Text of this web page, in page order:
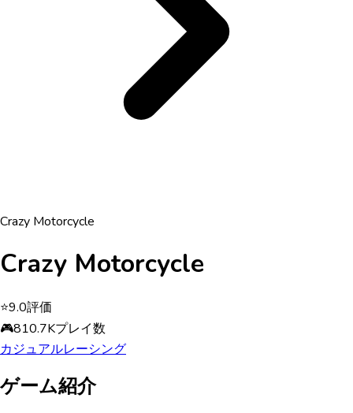
Crazy Motorcycle
Crazy Motorcycle
⭐9.0評価
🎮810.7Kプレイ数
カジュアルレーシング
ゲーム紹介